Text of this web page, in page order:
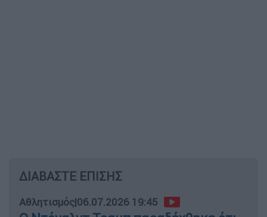
ΔΙΑΒΑΣΤΕ ΕΠΙΣΗΣ
Αθλητισμός|06.07.2026 19:45